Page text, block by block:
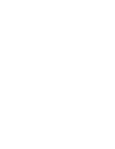
séjour. Il vous
qui vous proposera
centre Framissima et